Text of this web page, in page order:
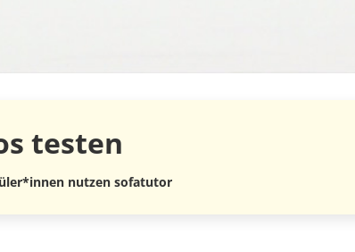
testen
nutzen sofatutor